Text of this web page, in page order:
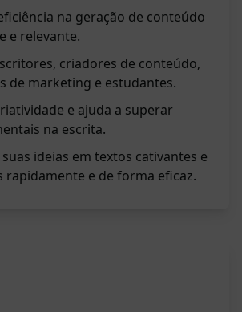
na geração de conteúdo
e relevante.
criadores de conteúdo,
de marketing e estudantes.
e ajuda a superar
na escrita.
ideias em textos cativantes e
rapidamente e de forma eficaz.